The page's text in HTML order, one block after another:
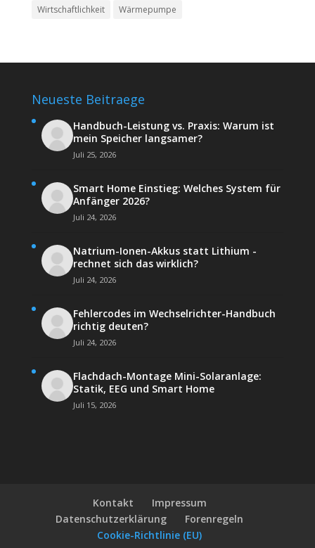
Wirtschaftlichkeit
Wärmepumpe
Neueste Beitraege
Handbuch-Leistung vs. Praxis: Warum ist
mein Speicher langsamer?
Juli 25, 2026
Smart Home Einstieg: Welches System für
Anfänger 2026?
Juli 24, 2026
Natrium-Ionen-Akkus statt Lithium -
rechnet sich das wirklich?
Juli 24, 2026
Fehlercodes im Wechselrichter-Handbuch
richtig deuten?
Juli 24, 2026
Flachdach-Montage Mini-Solaranlage:
Statik, EEG und Smart Home
Juli 15, 2026
Kontakt
Impressum
Datenschutz­erklärung
Forenregeln
Cookie-Richtlinie (EU)